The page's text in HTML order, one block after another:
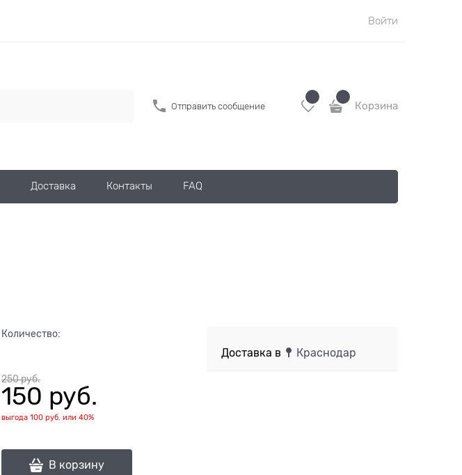
Войти
Отправить сообщение Корзина
Доставка Контакты FAQ
Количество:
250 руб.
150 руб.
выгода 100 руб. или 40%
В корзину
Доставка в Краснодар